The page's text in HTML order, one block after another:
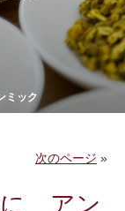
ミック
次のページ »
に アン